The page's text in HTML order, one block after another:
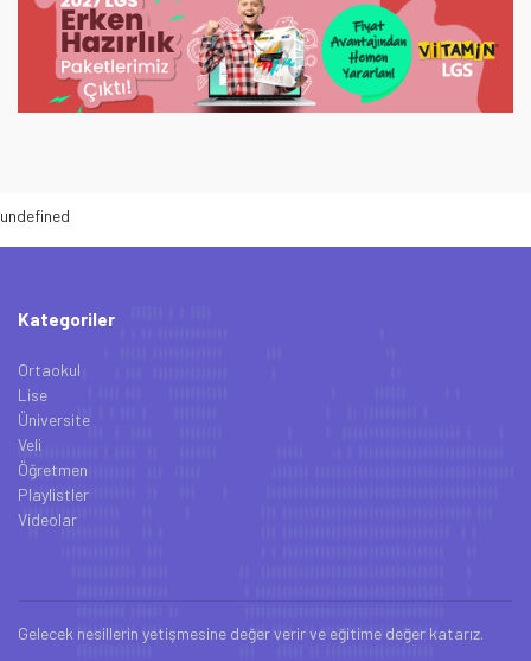
undefined
Kategoriler
Ortaokul
Lise
Üniversite
Veli
Öğretmen
Playlistler
Videolar
Gelecek nesillerin yetişmesine değer verir ve eğitime değer katarız.